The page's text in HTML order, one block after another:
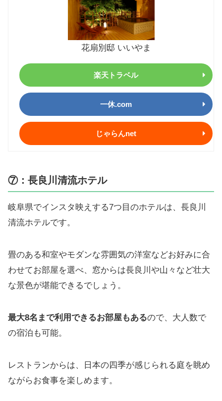
花扇別邸 いいやま
楽天トラベル
一休.com
じゃらんnet
⑦：長良川清流ホテル
岐阜県でインスタ映えする7つ目のホテルは、長良川
清流ホテルです。
畳のある和室やモダンな雰囲気の洋室などお好みに合
わせてお部屋を選べ、窓からは長良川や山々など壮大
な景色が堪能できるでしょう。
最大8名まで利用できるお部屋もあるので、大人数で
の宿泊も可能。
レストランからは、日本の四季が感じられる庭を眺め
ながらお食事を楽しめます。